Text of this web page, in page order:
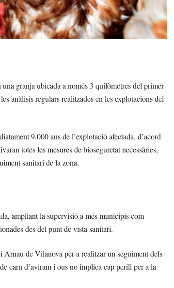
granja ubicada a només 3 quilòmetres del primer
anàlisis regulars realitzades en les explotacions del
9.000 aus de l’explotació afectada, d’acord
totes les mesures de bioseguretat necessàries,
sanitari de la zona.
ampliant la supervisió a més municipis com
des del punt de vista sanitari.
de Vilanova per a realitzar un seguiment dels
carn d’aviram i ous no implica cap perill per a la